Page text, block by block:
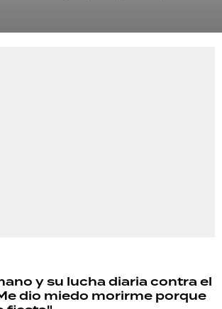
y su lucha diaria contra el
dio miedo morirme porque